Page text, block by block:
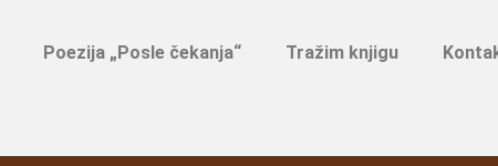
Poezija „Posle čekanja“ Tražim knjigu